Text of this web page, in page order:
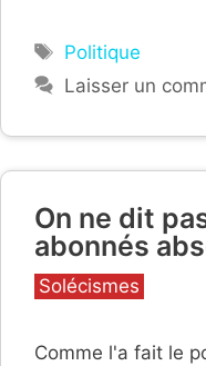
Étiquettes
Politique
Laisser un
On ne dit
abonnés
Catégories
Solécismes
Comme l'a fait le